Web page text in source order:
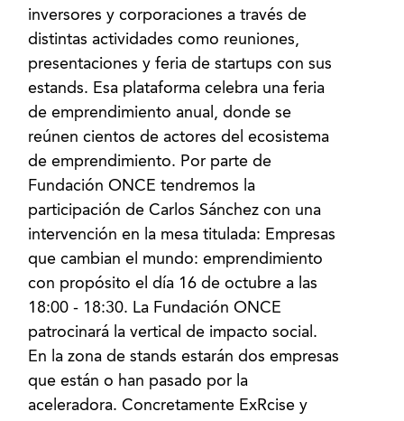
inversores y corporaciones a través de
distintas actividades como reuniones,
presentaciones y feria de startups con sus
estands. Esa plataforma celebra una feria
de emprendimiento anual, donde se
reúnen cientos de actores del ecosistema
de emprendimiento. Por parte de
Fundación ONCE tendremos la
participación de Carlos Sánchez con una
intervención en la mesa titulada: Empresas
que cambian el mundo: emprendimiento
con propósito el día 16 de octubre a las
18:00 - 18:30. La Fundación ONCE
patrocinará la vertical de impacto social.
En la zona de stands estarán dos empresas
que están o han pasado por la
aceleradora. Concretamente ExRcise y